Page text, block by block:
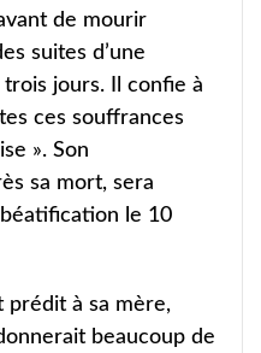
de mourir
suites d’une
jours. Il confie à
ces souffrances
». Son
sa mort, sera
le 10
prédit à sa mère,
beaucoup de